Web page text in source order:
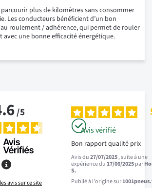
plus de kilomètres sans consommer
Les conducteurs bénéficient d’un bon
roulement / adhérence, qui permet de rouler
avec une bonne efficacité énergétique.
/5
avis sur ce site
Avis vérifié
Bon rapport qualité prix
Avis du27/07/2025, suite à une
expérience du17/06/2025par
S.
Publié à l'origine sur